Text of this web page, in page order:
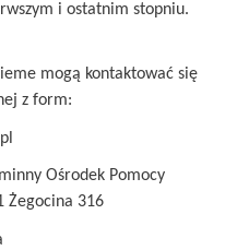
i ostatnim stopniu.
mogą kontaktować się
z form:
Ośrodek Pomocy
Żegocina 316